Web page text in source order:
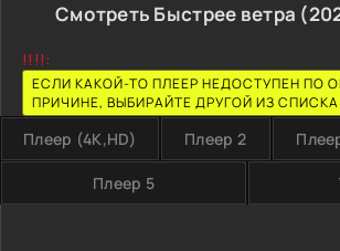
Смотреть Быстрее ветра
!!!!:
ЕСЛИ КАКОЙ-ТО ПЛЕЕР НЕДОСТУПЕН ПО
ПРИЧИНЕ, ВЫБИРАЙТЕ ДРУГОЙ ИЗ СПИСКА
Плеер (4K,HD) Плеер 2
Плеер 5